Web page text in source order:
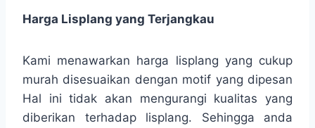
Harga Lisplang yang Terjangkau
Kami menawarkan harga lisplang yang cukup
murah disesuaikan dengan motif yang dipesan
Hal ini tidak akan mengurangi kualitas yang
diberikan terhadap lisplang. Sehingga anda